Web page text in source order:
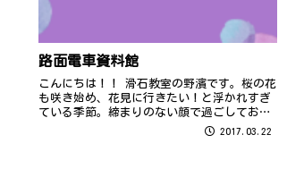
路面電車資料館
こんにちは！！ 滑石教室の野濱です。桜の花
も咲き始め、花見に行きたい！と浮かれすぎ
ている季節。締まりのない顔で過ごしており
2017.03.22